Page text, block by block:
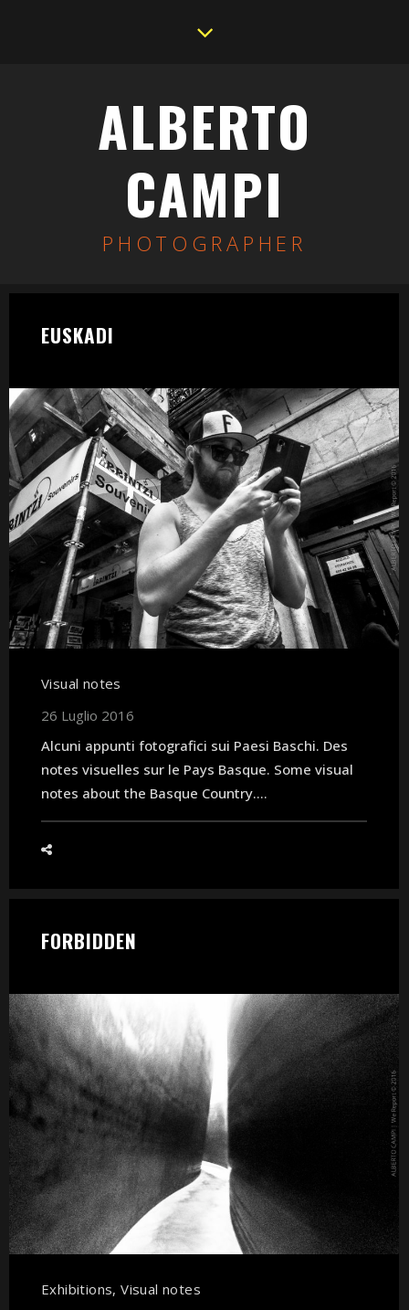
ALBERTO
CAMPI
PHOTOGRAPHER
EUSKADI
Visual notes
26 Luglio 2016
Alcuni appunti fotografici sui Paesi Baschi. Des
notes visuelles sur le Pays Basque. Some visual
notes about the Basque Country....
FORBIDDEN
Exhibitions,Visual notes